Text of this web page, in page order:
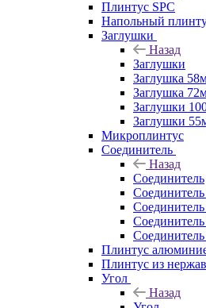
Плинтус SPC
Напольный
Заглушки
Назад
Заглушки
Заглушка
Заглушка
Заглушки
Заглушки
Микроплинтус
Соединитель
Назад
Соединитель
Плинтус
Плинтус из
Угол
Назад